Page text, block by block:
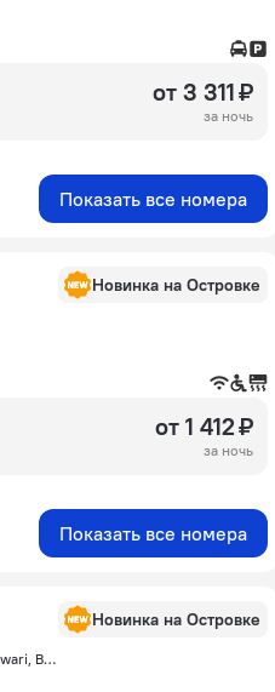
от 3 311 ₽
за ночь
Показать все номера
Новинка на Островке
от 1 412 ₽
за ночь
Показать все номера
72 Lat Pla Khao road, Soi Lat Pla Khao 72, Anusawari, Bangkhen [Ruethida Apartment], Бангкок
Новинка на Островке